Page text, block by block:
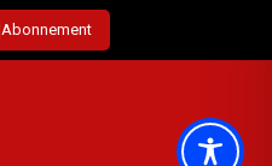
Abonnement